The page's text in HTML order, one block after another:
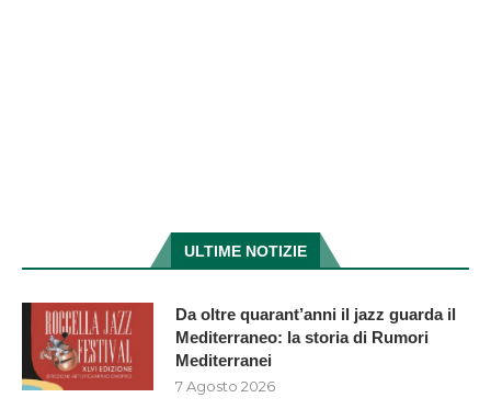
ULTIME NOTIZIE
Da oltre quarant’anni il jazz guarda il
Mediterraneo: la storia di Rumori
Mediterranei
7 Agosto 2026